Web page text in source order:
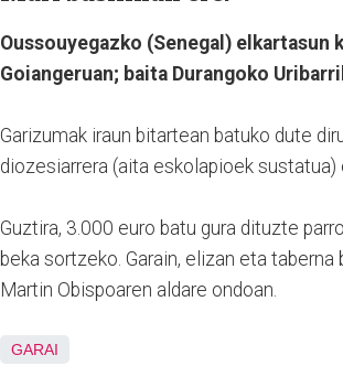
Oussouyegazko (Senegal) elkartasun
Goiangeruan; baita Durangoko
Garizumak iraun bitartean batuko dute
diozesiarrera (aita eskolapioek sustatua)
Guztira, 3.000 euro batu gura dituzte
beka sortzeko. Garain, elizan eta
Martin Obispoaren aldare ondoan.
GARAI